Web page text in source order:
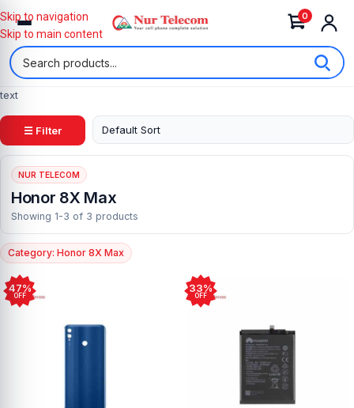
0
Skip to navigation
Skip to main content
text
☰ Filter
NUR TELECOM
Honor 8X Max
Showing 1-3 of 3 products
Category: Honor 8X Max
47%
OFF
33%
OFF